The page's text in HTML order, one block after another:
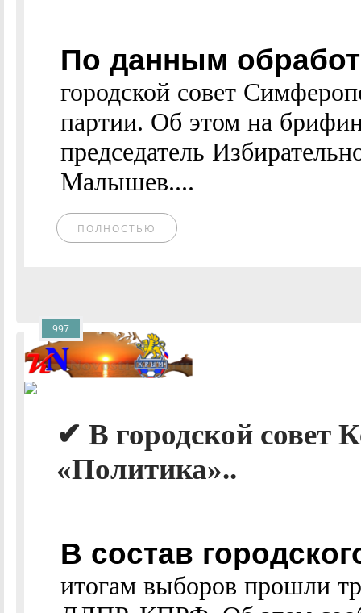
По данным
городской совет
партии. Об этом на
председатель
Малышев....
ПОЛНОСТЬЮ
✔ В городской совет
«Политика»..
В состав
итогам выборов прошли
997